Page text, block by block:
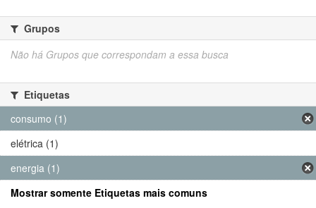
Grupos
Não há Grupos que correspondam a essa busca
Etiquetas
consumo (1)
elétrica (1)
energia (1)
Mostrar somente Etiquetas mais comuns